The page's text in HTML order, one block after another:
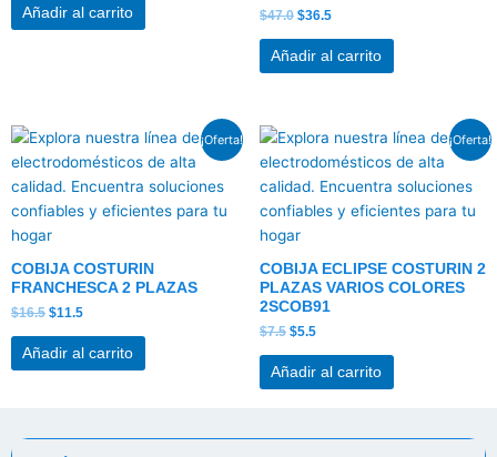
Añadir al carrito $47.0 $36.5
Añadir al carrito
¡Oferta!
COBIJA COSTURIN
FRANCHESCA 2 PLAZAS
$16.5
El
precio
original
era:
$16.5.
$11.5
El
actual
es:
$11.5.
Añadir al carrito
¡Oferta!
COBIJA ECLIPSE COSTURIN 2
PLAZAS VARIOS COLORES
2SCOB91
$7.5
El
precio
original
era:
$7.5.
$5.5
El
actual
es:
$5.5.
Añadir al carrito